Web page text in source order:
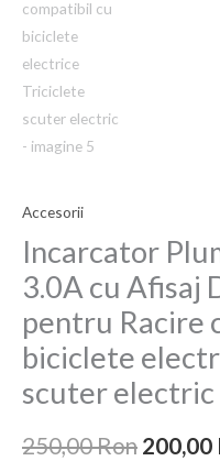
Accesorii
Incarcator
3.0A cu Afisaj
pentru Racire
biciclete
scuter electric
250,00Ron 200,00